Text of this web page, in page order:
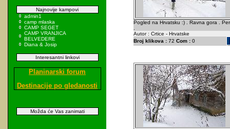
Najnovije kampovi
admin1
camp mlaska
CAMP SEGET
CAMP VRANJICA
BELVEDERE
Diana & Josip
Interesantni linkovi
Planinarski forum
Destinacije po gledanosti
Možda će Vas zanimati
Pogled na Hrvatsku :) . Ravna gora .
Autor : Crtice - Hrvatske
Broj klikova :72 Com :0